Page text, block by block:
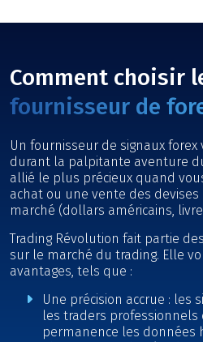
Comment choisir
fournisseur de
Un fournisseur de signaux forex
durant la palpitante aventure
allié le plus précieux quand
achat ou une vente des
marché (dollars américains,
Trading Révolution fait partie
sur le marché du trading. Elle
avantages, tels que :
Une précision accrue : les
les traders professionnels
permanence les données